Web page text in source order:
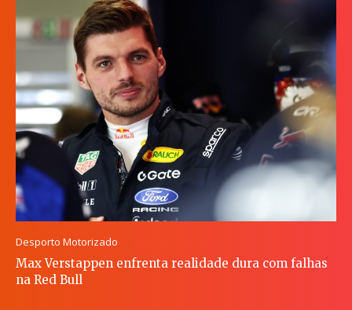
Desporto Motorizado
Max Verstappen enfrenta realidade dura com falhas
na Red Bull